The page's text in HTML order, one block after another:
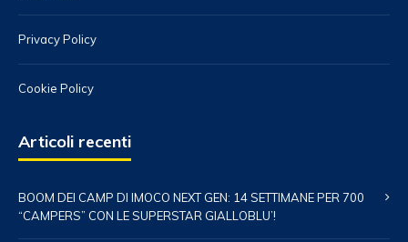
Privacy Policy
Cookie Policy
Articoli recenti
BOOM DEI CAMP DI IMOCO NEXT GEN: 14 SETTIMANE PER 700
“CAMPERS” CON LE SUPERSTAR GIALLOBLU’!